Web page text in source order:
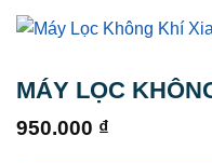
MÁY LỌC
950.000 ₫